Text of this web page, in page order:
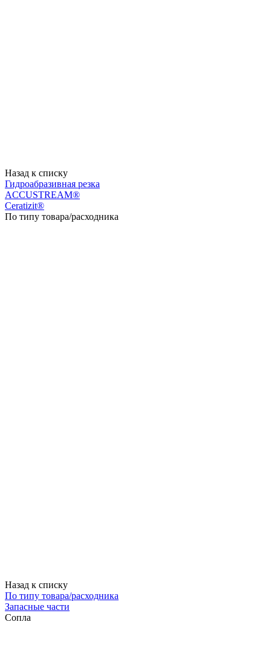
Назад к списку
Гидроабразивная резка
ACCUSTREAM®
Ceratizit®
По типу товара/расходника
Назад к списку
По типу товара/расходника
Запасные части
Сопла